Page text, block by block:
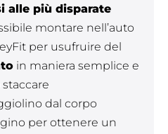
alle più disparate
montare nell’auto
per usufruire del
in maniera semplice e
dal corpo
per ottenere un